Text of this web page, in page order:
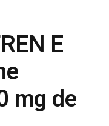
E
mg de